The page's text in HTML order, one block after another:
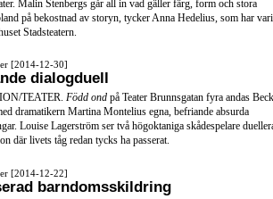
Malin Stenbergs går all in vad gäller färg, form och stora
på bekostnad av storyn, tycker Anna Hedelius, som har
Stadsteatern.
[2014-12-30]
dialogduell
TEATER. Född ond på Teater Brunnsgatan fyra andas
dramatikern Martina Montelius egna, befriande absurda
Louise Lagerström ser två högoktaniga skådespelare
där livets tåg redan tycks ha passerat.
[2014-12-22]
barndomsskildring